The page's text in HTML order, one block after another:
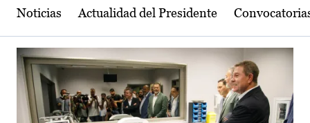
Noticias Actualidad del Presidente